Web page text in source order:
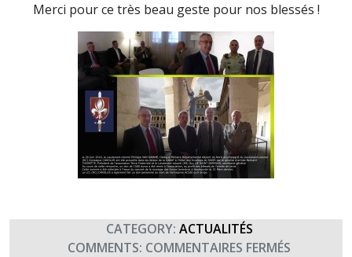
Merci pour ce très beau geste pour nos blessés !
CATEGORY: ACTUALITÉS
COMMENTS: COMMENTAIRES FERMÉS